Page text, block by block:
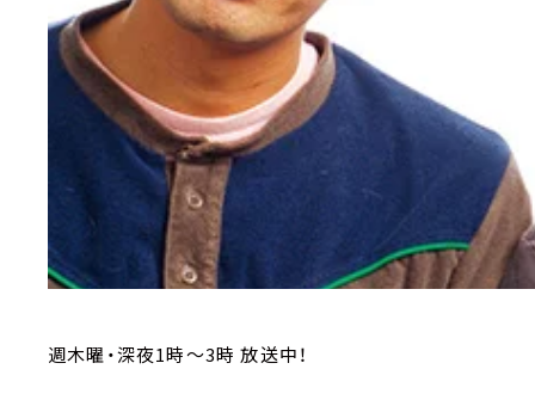
週木曜・深夜1時～3時 放送中！